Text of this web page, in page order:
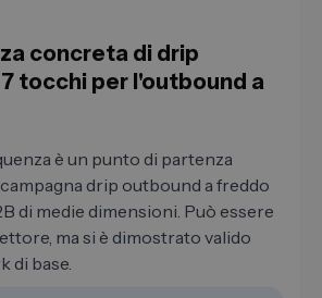
concreta di drip
tocchi per l'outbound a
è un punto di partenza
drip outbound a freddo
di medie dimensioni. Può essere
ma si è dimostrato valido
di base.